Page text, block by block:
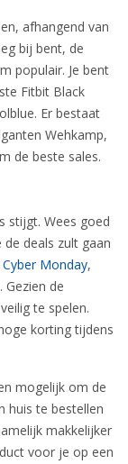
afhangend van
bij bent, de
populair. Je bent
Fitbit Black
Er bestaat
Wehkamp,
de beste sales.
stijgt. Wees goed
deals zult gaan
Cyber Monday,
de
te spelen.
korting tijdens
mogelijk om de
huis te bestellen
makkelijker
voor je op een